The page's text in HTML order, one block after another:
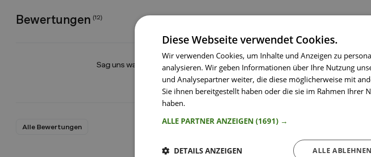
Bewertungen (12)
Sag uns was du über dieses Rezept denkst!
Jetzt bewerten!
Alle Bewertungen
Diese Webseite verwendet Cookies.
Wir verwenden Cookies, um Inhalte und Anzeigen zu
analysieren. Wir geben Informationen über Ihre Nutzung
und Analysepartner weiter, die diese möglicherweise mit
Sie ihnen bereitgestellt haben oder die sie im Rahmen Ihrer
haben.
ALLE PARTNER ANZEIGEN (1691) →
ALLE ABLEHNEN
DETAILS ANZEIGEN